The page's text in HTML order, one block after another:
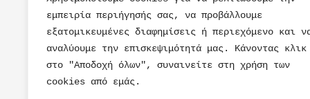
εμπειρία περιήγησής σας, να προβάλλουμε
εξατομικευμένες διαφημίσεις ή περιεχόμενο και
αναλύουμε την επισκεψιμότητά μας. Κάνοντας κλικ
στο "Αποδοχή όλων", συναινείτε στη χρήση των
cookies από εμάς.